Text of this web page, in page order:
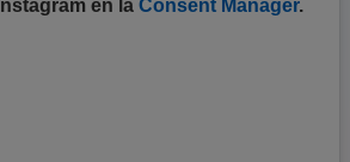
Instagram en la Consent Manager.